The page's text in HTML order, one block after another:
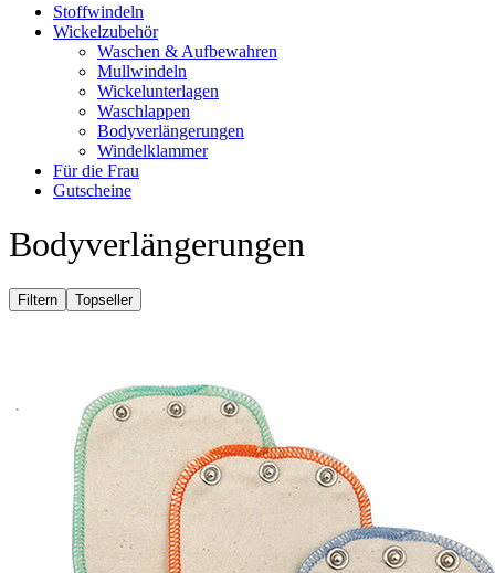
Stoffwindeln
Wickelzubehör
Waschen & Aufbewahren
Mullwindeln
Wickelunterlagen
Waschlappen
Bodyverlängerungen
Windelklammer
Für die Frau
Gutscheine
Bodyverlängerungen
Filtern Topseller